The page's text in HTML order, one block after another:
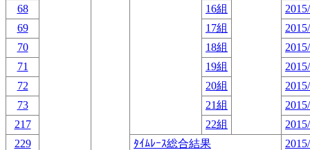
68
16組
69
17組
70
18組
71
19組
72
20組
73
21組
217
22組
229
ﾀｲﾑﾚｰｽ総合結果